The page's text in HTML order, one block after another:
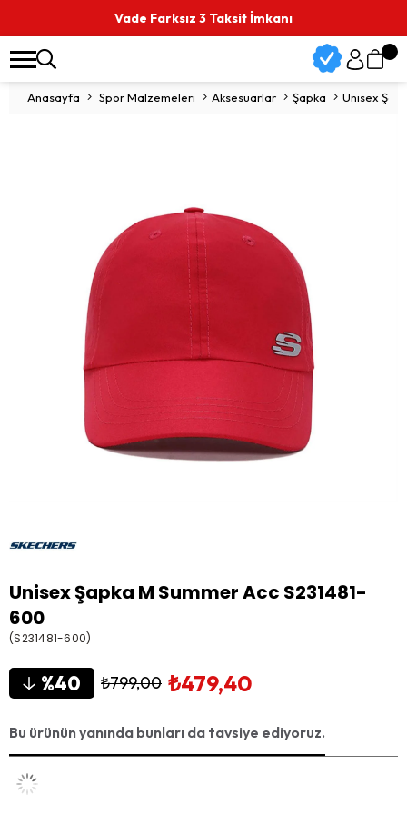
Vade Farksız 3 Taksit İmkanı
Anasayfa Spor Malzemeleri Aksesuarlar Şapka Unisex
Unisex Şapka M Summer Acc S231481-
600
(S231481-600)
40 ₺799,00 ₺479,40
Bu ürünün yanında bunları da tavsiye ediyoruz.